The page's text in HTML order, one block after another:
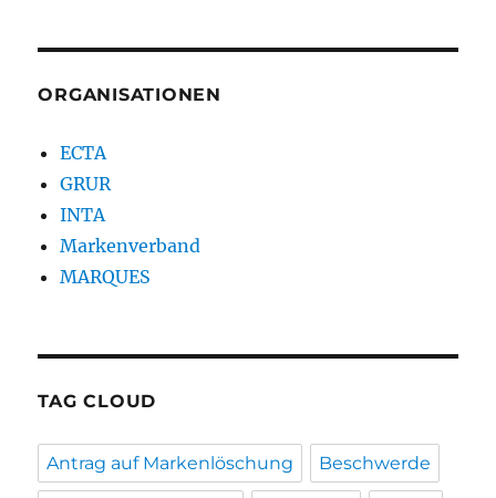
ORGANISATIONEN
ECTA
GRUR
INTA
Markenverband
MARQUES
TAG CLOUD
Antrag auf Markenlöschung Beschwerde